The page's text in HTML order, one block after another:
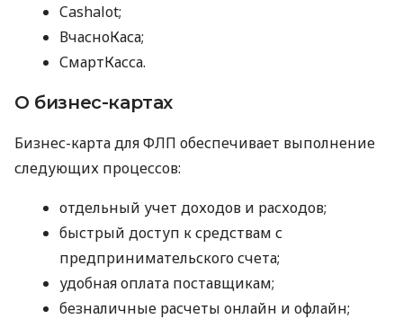
Cashalot;
ВчасноКаса;
СмартКасса.
О бизнес-картах
Бизнес-карта для ФЛП обеспечивает выполнение
следующих процессов:
отдельный учет доходов и расходов;
быстрый доступ к средствам с
предпринимательского счета;
удобная оплата поставщикам;
безналичные расчеты онлайн и офлайн;